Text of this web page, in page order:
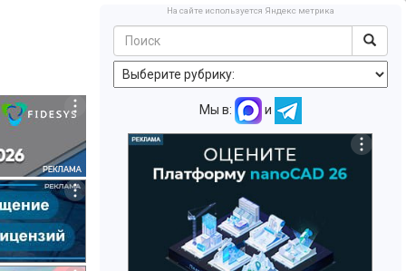
На сайте используется Яндекс метрика
Мы в: и